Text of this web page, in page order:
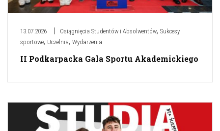
13.07.2026 Osiągnięcia Studentów i Absolwentów, Sukcesy
sportowe, Uczelnia, Wydarzenia
II Podkarpacka Gala Sportu Akademickiego